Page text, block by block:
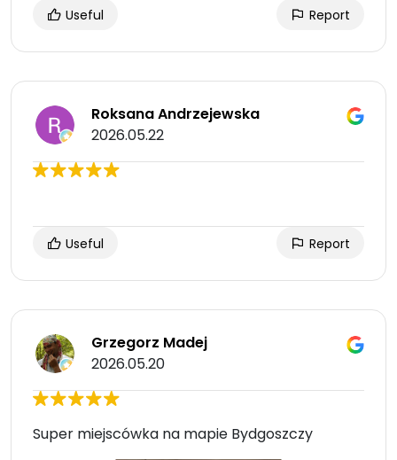
Useful Report
Roksana Andrzejewska
2026.05.22
Useful Report
Grzegorz Madej
2026.05.20
Super miejscówka na mapie Bydgoszczy